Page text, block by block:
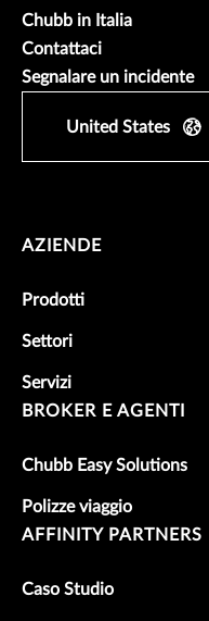
Chubb in Italia
Contattaci
Segnalare un incidente
United States
AZIENDE
Prodotti
Settori
Servizi
BROKER E AGENTI
Chubb Easy Solutions
Polizze viaggio
AFFINITY PARTNERS
Caso Studio